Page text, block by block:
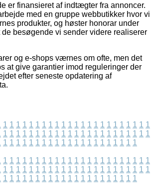
er finansieret af indtægter fra annoncer.
med en gruppe webbutikker hvor vi
produkter, og høster honorar under
besøgende vi sender videre realiserer
og e-shops værnes om ofte, men det
at give garantier imod reguleringer der
efter seneste opdatering af
1 1 1 1 1 1 1 1 1 1 1 1 1 1 1 1 1 1 1 1 1 1 1
1 1 1 1 1 1 1 1 1 1 1 1 1 1 1 1 1 1 1 1 1 1 1
1 1 1 1 1 1 1 1 1 1 1 1 1 1 1 1 1 1 1 1 1
1 1 1 1 1 1 1 1 1 1 1 1 1 1 1 1 1 1 1 1 1 1 1
1 1 1 1 1 1 1 1 1 1 1 1 1 1 1 1 1 1 1 1 1 1 1
1 1 1 1 1 1 1 1 1 1 1 1 1 1 1 1 1 1 1 1 1